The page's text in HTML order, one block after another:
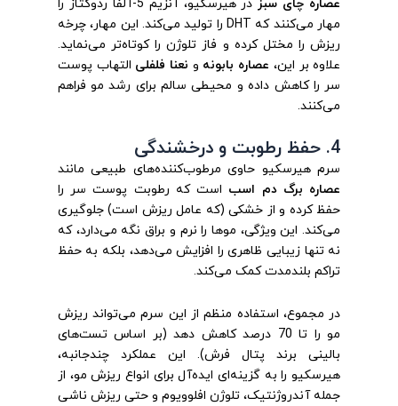
عصاره چای سبز
در هیرسکیو، آنزیم 5-آلفا ردوکتاز را
مهار می‌کنند که DHT را تولید می‌کند. این مهار، چرخه
ریزش را مختل کرده و فاز تلوژن را کوتاه‌تر می‌نماید.
علاوه بر این، عصاره بابونه و نعنا فلفلی التهاب پوست
سر را کاهش داده و محیطی سالم برای رشد مو فراهم
می‌کنند.
4. حفظ رطوبت و درخشندگی
سرم هیرسکیو حاوی مرطوب‌کننده‌های طبیعی مانند
عصاره برگ دم اسب است که رطوبت پوست سر را
حفظ کرده و از خشکی (که عامل ریزش است) جلوگیری
می‌کند. این ویژگی، موها را نرم و براق نگه می‌دارد، که
نه تنها زیبایی ظاهری را افزایش می‌دهد، بلکه به حفظ
تراکم بلندمدت کمک می‌کند.
در مجموع، استفاده منظم از این سرم می‌تواند ریزش
مو را تا 70 درصد کاهش دهد (بر اساس تست‌های
بالینی برند پتال فرش). این عملکرد چندجانبه،
هیرسکیو را به گزینه‌ای ایده‌آل برای انواع ریزش مو، از
جمله آندروژنتیک، تلوژن افلوویوم و حتی ریزش ناشی